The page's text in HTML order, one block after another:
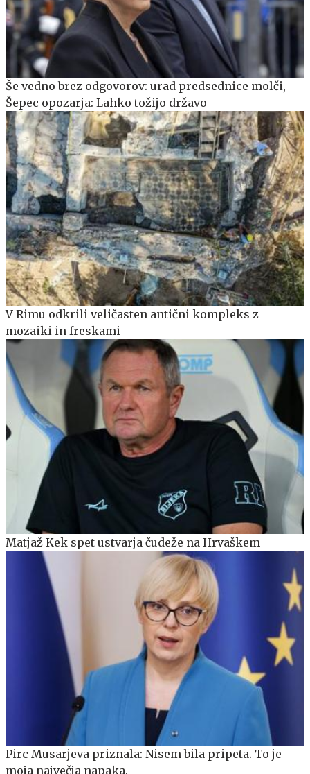
Še vedno brez odgovorov: urad predsednice molči,
Šepec opozarja: Lahko tožijo državo
V Rimu odkrili veličasten antični kompleks z
mozaiki in freskami
Matjaž Kek spet ustvarja čudeže na Hrvaškem
Pirc Musarjeva priznala: Nisem bila pripeta. To je
moja največja napaka.